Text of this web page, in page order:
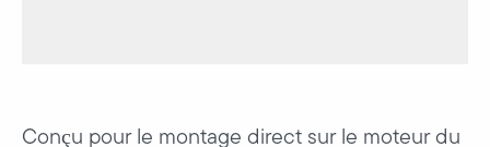
Conçu pour le montage direct sur le moteur du